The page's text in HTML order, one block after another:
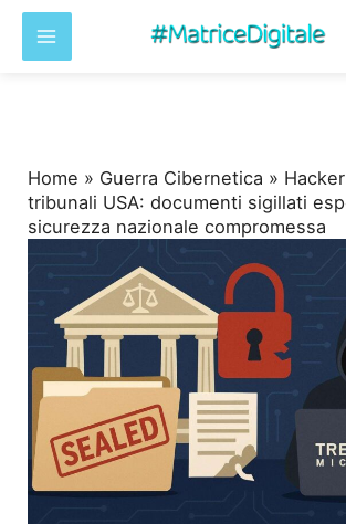
Home » Guerra Cibernetica »
tribunali USA: documenti sigillati
sicurezza nazionale compromessa